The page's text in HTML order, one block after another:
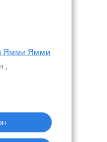
Ямми Ямми
,